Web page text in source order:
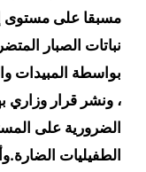
مسبقا على مستوى
نباتات الصبار
، ونشر قرار وزاري
الضرورية على
الطفيليات الضارة.